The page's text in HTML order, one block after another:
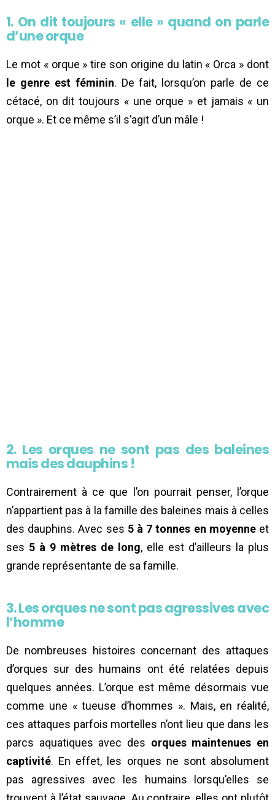
1. On dit toujours « elle » quand on parle
d’une orque
Le mot « orque » tire son origine du latin « Orca » dont
le genre est féminin. De fait, lorsqu’on parle de ce
cétacé, on dit toujours « une orque » et jamais « un
orque ». Et ce même s’il s’agit d’un mâle !
2. Les orques ne sont pas des baleines
mais des dauphins !
Contrairement à ce que l’on pourrait penser, l’orque
n’appartient pas à la famille des baleines mais à celles
des dauphins. Avec ses 5 à 7 tonnes en moyenneet
ses 5 à 9 mètres de long, elle est d’ailleurs la plus
grande représentante de sa famille.
3. Les orques ne sont pas agressives avec
l’homme
De nombreuses histoires concernant des attaques
d’orques sur des humains ont été relatées depuis
quelques années. L’orque est même désormais vue
comme une « tueuse d’hommes ». Mais, en réalité,
ces attaques parfois mortelles n’ont lieu que dans les
parcs aquatiques avec des orques maintenues en
captivité. En effet, les orques ne sont absolument
pas agressives avec les humains lorsqu’elles se